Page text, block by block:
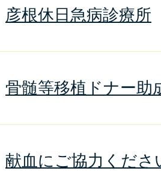
彦根休日急病診療所
骨髄等移植ドナー助
献血にご協力くださ